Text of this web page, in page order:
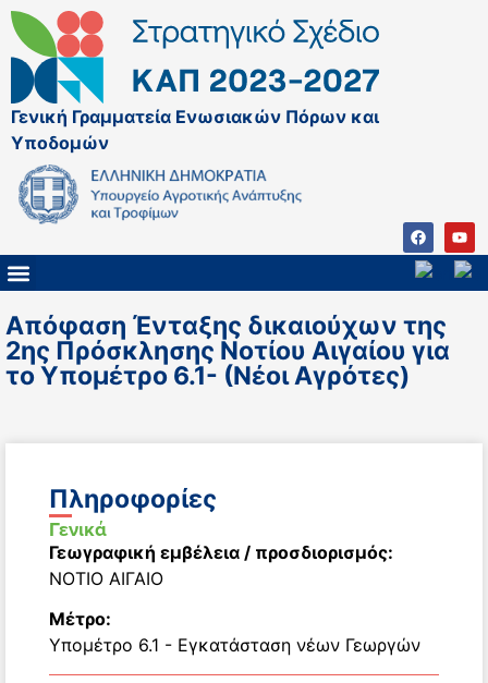
Γενική Γραμματεία Ενωσιακών Πόρων και
Υποδομών
Απόφαση Ένταξης δικαιούχων της
2ης Πρόσκλησης Νοτίου Αιγαίου για
το Υπομέτρο 6.1- (Νέοι Αγρότες)
Πληροφορίες
Γενικά
Γεωγραφική εμβέλεια / προσδιορισμός:
ΝΟΤΙΟ ΑΙΓΑΙΟ
Μέτρο:
Υπομέτρο 6.1 - Εγκατάσταση νέων Γεωργών